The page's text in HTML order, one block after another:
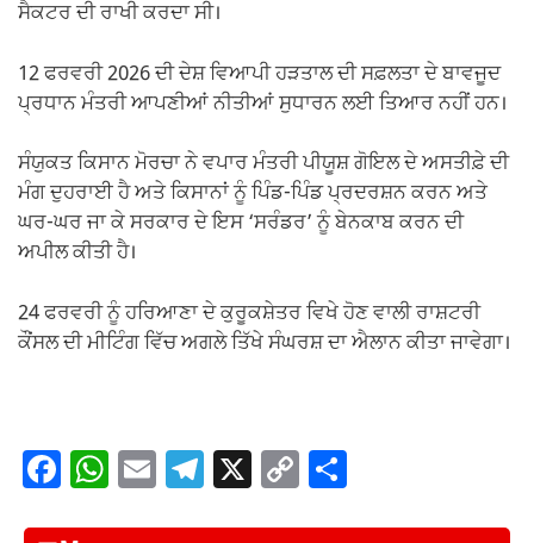
ਸੈਕਟਰ ਦੀ ਰਾਖੀ ਕਰਦਾ ਸੀ।
12 ਫਰਵਰੀ 2026 ਦੀ ਦੇਸ਼ ਵਿਆਪੀ ਹੜਤਾਲ ਦੀ ਸਫ਼ਲਤਾ ਦੇ ਬਾਵਜੂਦ
ਪ੍ਰਧਾਨ ਮੰਤਰੀ ਆਪਣੀਆਂ ਨੀਤੀਆਂ ਸੁਧਾਰਨ ਲਈ ਤਿਆਰ ਨਹੀਂ ਹਨ।
ਸੰਯੁਕਤ ਕਿਸਾਨ ਮੋਰਚਾ ਨੇ ਵਪਾਰ ਮੰਤਰੀ ਪੀਯੂਸ਼ ਗੋਇਲ ਦੇ ਅਸਤੀਫ਼ੇ ਦੀ
ਮੰਗ ਦੁਹਰਾਈ ਹੈ ਅਤੇ ਕਿਸਾਨਾਂ ਨੂੰ ਪਿੰਡ-ਪਿੰਡ ਪ੍ਰਦਰਸ਼ਨ ਕਰਨ ਅਤੇ
ਘਰ-ਘਰ ਜਾ ਕੇ ਸਰਕਾਰ ਦੇ ਇਸ ‘ਸਰੰਡਰ’ ਨੂੰ ਬੇਨਕਾਬ ਕਰਨ ਦੀ
ਅਪੀਲ ਕੀਤੀ ਹੈ।
24 ਫਰਵਰੀ ਨੂੰ ਹਰਿਆਣਾ ਦੇ ਕੁਰੂਕਸ਼ੇਤਰ ਵਿਖੇ ਹੋਣ ਵਾਲੀ ਰਾਸ਼ਟਰੀ
ਕੌਂਸਲ ਦੀ ਮੀਟਿੰਗ ਵਿੱਚ ਅਗਲੇ ਤਿੱਖੇ ਸੰਘਰਸ਼ ਦਾ ਐਲਾਨ ਕੀਤਾ ਜਾਵੇਗਾ।
F W E T X C